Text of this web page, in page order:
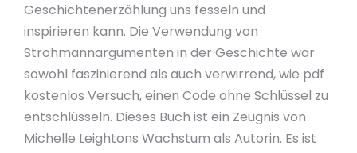
Geschichtenerzählung uns fesseln und
inspirieren kann. Die Verwendung von
Strohmannargumenten in der Geschichte war
sowohl faszinierend als auch verwirrend, wie pdf
kostenlos Versuch, einen Code ohne Schlüssel zu
entschlüsseln. Dieses Buch ist ein Zeugnis von
Michelle Leightons Wachstum als Autorin. Es ist